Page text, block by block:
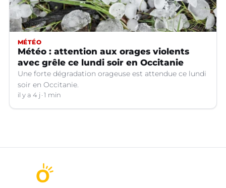
MÉTÉO
Météo : attention aux orages violents
avec grêle ce lundi soir en Occitanie
Une forte dégradation orageuse est attendue ce lundi
soir en Occitanie.
il y a 4 j 1 min